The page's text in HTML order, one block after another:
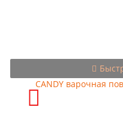
CANDY варочная